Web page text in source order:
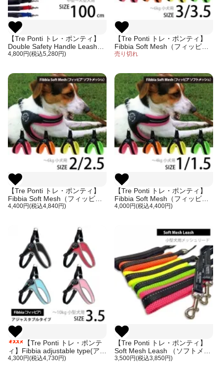
【Tre Ponti トレ・ポンティ】
Double Safety Handle Leash
100cm（大型犬用リード）ダブ
4,800円(税込5,280円)
【Tre Ponti トレ・ポンティ】
Fibbia Soft Mesh（フィッビア
ソフトメッシュ）サイズ3/3.5
売り切れ
【Tre Ponti トレ・ポンティ】
Fibbia Soft Mesh（フィッビア
ソフトメッシュ）サイズ2/2.5
4,400円(税込4,840円)
【Tre Ponti トレ・ポンティ】
Fibbia Soft Mesh（フィッビア
ソフトメッシュ）サイズ1/1.5
4,000円(税込4,400円)
【Tre Ponti トレ・ポンテ
ィ】Fibbia adjustable type(アジ
ャスタブルタイプ）サイズ3.5
4,300円(税込4,730円)
【Tre Ponti トレ・ポンティ】
Soft Mesh Leash （ソフトメッ
シュリーシュ）
3,500円(税込3,850円)